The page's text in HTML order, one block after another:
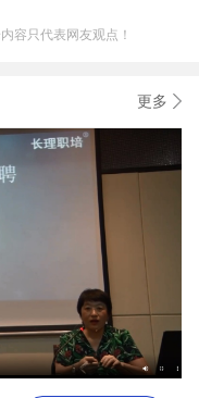
容只代表网友观点！
更多